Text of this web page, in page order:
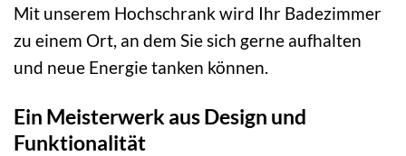
Mit unserem Hochschrank wird Ihr Badezimmer
zu einem Ort, an dem Sie sich gerne aufhalten
und neue Energie tanken können.
Ein Meisterwerk aus Design und
Funktionalität